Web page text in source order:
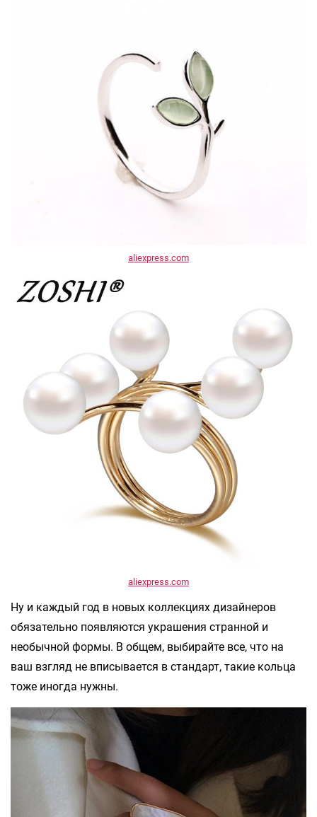
aliexpress.com
aliexpress.com
Ну и каждый год в новых коллекциях дизайнеров
обязательно появляются украшения странной и
необычной формы. В общем, выбирайте все, что на
ваш взгляд не вписывается в стандарт, такие кольца
тоже иногда нужны.